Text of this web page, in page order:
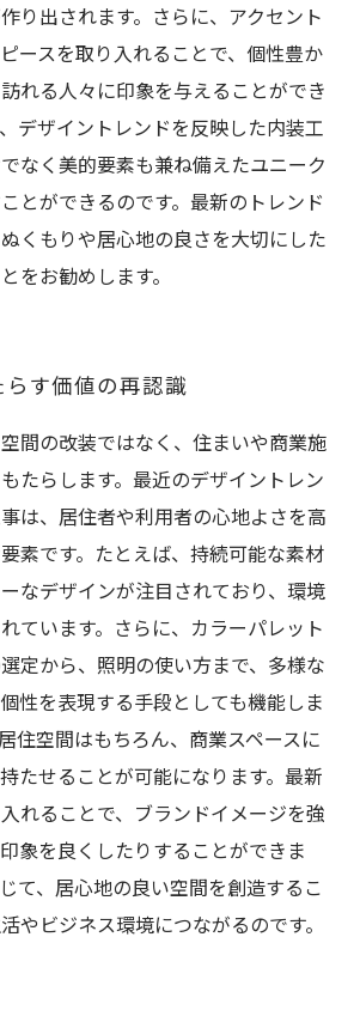
り出されます。さらに、アクセント
ースを取り入れることで、個性豊か
れる人々に印象を与えることができ
デザイントレンドを反映した内装工
なく美的要素も兼ね備えたユニーク
とができるのです。最新のトレンド
くもりや居心地の良さを大切にした
をお勧めします。
す価値の再認識
間の改装ではなく、住まいや商業施
たらします。最近のデザイントレン
は、居住者や利用者の心地よさを高
素です。たとえば、持続可能な素材
なデザインが注目されており、環境
ています。さらに、カラーパレット
定から、照明の使い方まで、多様な
性を表現する手段としても機能しま
住空間はもちろん、商業スペースに
たせることが可能になります。最新
れることで、ブランドイメージを強
象を良くしたりすることができま
て、居心地の良い空間を創造するこ
やビジネス環境につながるのです。